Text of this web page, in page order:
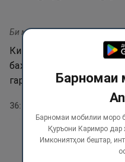
Би ма ғафаралӣ Раббӣ ва
Ки ба сабаби он
бахшидааст ва маро аз
гардонидааст».
36:
مِنۢ بَعْدِهِۦ مِن
Барномаи
Барномаи мобилии моро
Қуръони Каримро дар
Имкониятҳои бештар,